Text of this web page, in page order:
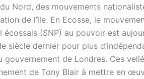
Nord, des mouvements
de l’île. En Ecosse, le
écossais (SNP) au pouvoir est
siècle dernier pour plus
gouvernement de Londres. Ces
de Tony Blair à mettre en